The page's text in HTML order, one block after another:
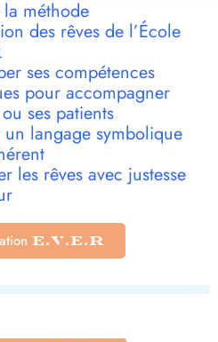
méthode
des rêves de l’École
ses compétences
pour accompagner
ses patients
langage symbolique
les rêves avec justesse
E.V.E.R